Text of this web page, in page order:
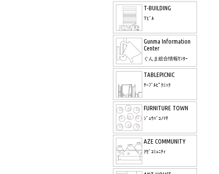
T-BUILDING
Tﾋﾞﾙ
Gunma Information
Center
ぐんま総合情報ｾﾝﾀｰ
TABLEPICNIC
ﾃｰﾌﾞﾙﾋﾟｸﾆｯｸ
FURNITURE TOWN
ｼﾞｭｳﾊﾞｺﾉﾏﾁ
AZE COMMUNITY
ｱｾﾞｺﾐｭﾆﾃｨ